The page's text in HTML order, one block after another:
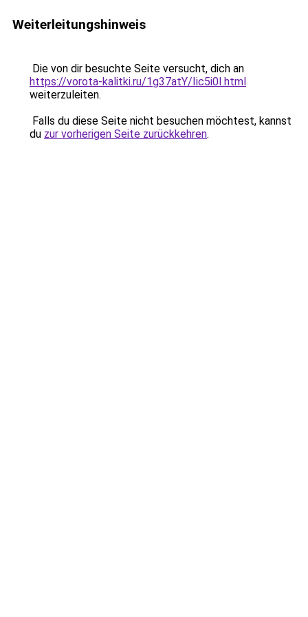
Weiterleitungshinweis
Die von dir besuchte Seite versucht, dich an
https://vorota-kalitki.ru/1g37atY/Iic5i0I.html
weiterzuleiten.
Falls du diese Seite nicht besuchen möchtest, kannst
du zur vorherigen Seite zurückkehren.